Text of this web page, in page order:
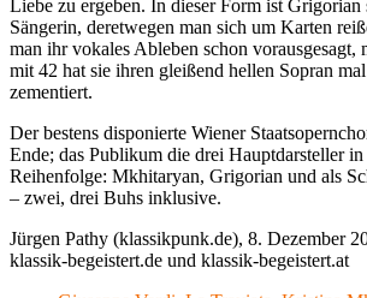
Liebe zu ergeben. In dieser Form ist Grigorian
Sängerin, deretwegen man sich um Karten
man ihr vokales Ableben schon vorausgesagt,
mit 42 hat sie ihren gleißend hellen Sopran
zementiert.
Der bestens disponierte Wiener
Ende; das Publikum die drei Hauptdarsteller in
Reihenfolge: Mkhitaryan, Grigorian und als
– zwei, drei Buhs inklusive.
Jürgen Pathy (klassikpunk.de), 8. Dezember
klassik-begeistert.de und klassik-begeistert.at